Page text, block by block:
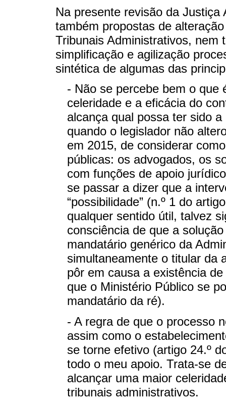
Na presente revisão da
também propostas de
Tribunais Administrativos, nem
simplificação e agilização
sintética de algumas das
- Não se percebe bem o que
celeridade e a eficácia do
alcança qual possa ter sido
quando o legislador não
em 2015, de considerar
públicas: os advogados, os
com funções de apoio
se passar a dizer que a
“possibilidade” (n.º 1 do
qualquer sentido útil, talvez
consciência de que a
mandatário genérico da
simultaneamente o titular da
pôr em causa a existência
que o Ministério Público se
mandatário da ré).
- A regra de que o processo
assim como o
se torne efetivo (artigo 24.º
todo o meu apoio. Trata-se
alcançar uma maior
tribunais administrativos.